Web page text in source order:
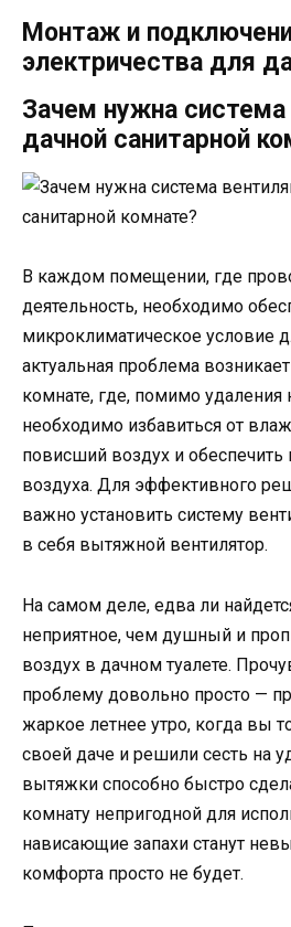
Монтаж и
электричества для
Зачем нужна система
дачной санитарной
В каждом помещении, где
деятельность, необходимо
микроклиматическое условие
актуальная проблема
комнате, где, помимо удаления
необходимо избавиться от
повисший воздух и обеспечить
воздуха. Для эффективного
важно установить систему
в себя вытяжной вентилятор.
На самом деле, едва ли
неприятное, чем душный и
воздух в дачном туалете.
проблему довольно просто —
жаркое летнее утро, когда вы
своей даче и решили сесть на
вытяжки способно быстро
комнату непригодной для
нависающие запахи станут
комфорта просто не будет.